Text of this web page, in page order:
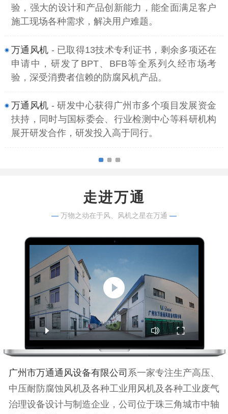
验，强大的设计和产品创新能力，能全面满足客户
施工现场各种需求，解决用户难题。
万通风机 - 已取得13技术专利证书，剩余多项还在
申请中，研发了BPT、BFB等全系列久经市场考
验，深受消费者信赖的防腐风机产品。
万通风机 - 研发中心获得广州市多个项目发展资金
扶持，同时与国标委会、行业检测中心等科研机构
展开研发合作，研发投入高于同行。
走进万通
— 万物之动在于风、风机之星在万通 —
广州市万通通风设备有限公司 系一家专注生产高压、
中压耐防腐蚀风机及各种工业用风机及各种工业废气
治理设备设计与制造企业，公司位于珠三角城市中轴